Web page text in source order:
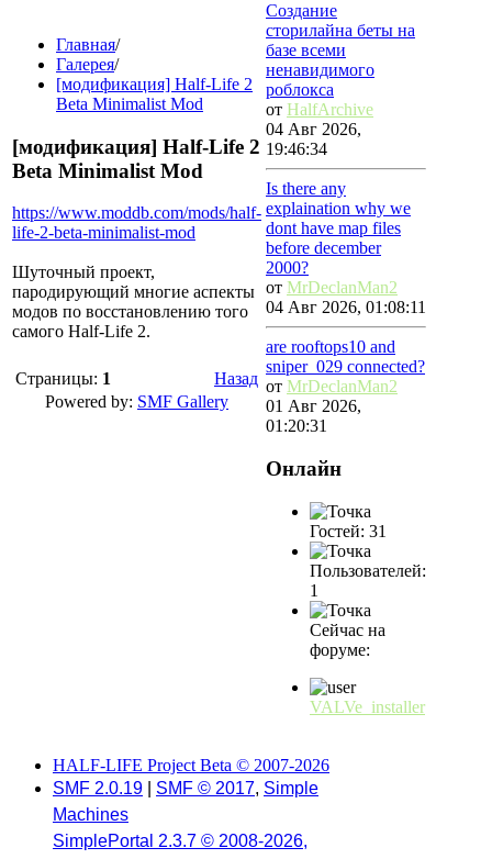
Главная/
Галерея/
[модификация] Half-Life 2
Beta Minimalist Mod
[модификация] Half-Life 2
Beta Minimalist Mod
https://www.moddb.com/mods/half-
life-2-beta-minimalist-mod
Шуточный проект,
пародирующий многие аспекты
модов по восстановлению того
самого Half-Life 2.
Страницы: 1
Назад
Powered by: SMF Gallery
Создание
сторилайна беты на
базе всеми
ненавидимого
роблокса
от HalfArchive
04 Авг 2026,
19:46:34
Is there any
explaination why we
dont have map files
before december
2000?
от MrDeclanMan2
04 Авг 2026, 01:08:11
are rooftops10 and
sniper_029 connected?
от MrDeclanMan2
01 Авг 2026,
01:20:31
Онлайн
Гостей: 31
Пользователей:
1
Сейчас на
форуме:
VALVe_installer
HALF-LIFE Project Beta © 2007-2026
SMF 2.0.19
SMF © 2017, Simple
Machines
SimplePortal 2.3.7 © 2008-2026,